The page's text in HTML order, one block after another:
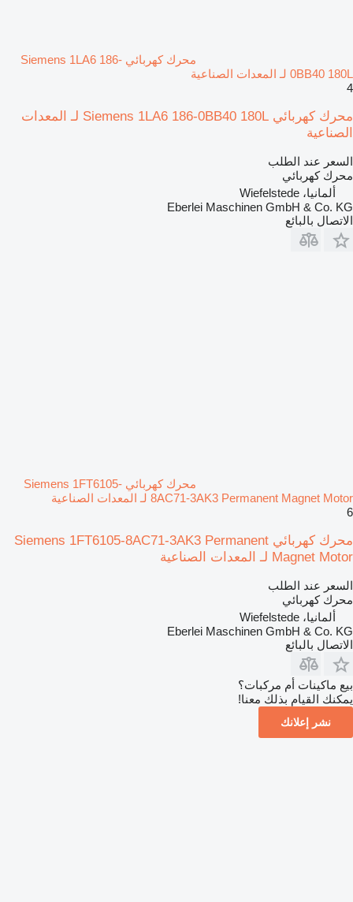
محرك كهربائي Siemens 1LA6 186-
0BB40 180L لـ المعدات الصناعية
4
محرك كهربائي Siemens 1LA6 186-0BB40 180L لـ المعدات
الصناعية
السعر عند الطلب
محرك كهربائي
ألمانيا، Wiefelstede
Eberlei Maschinen GmbH & Co. KG
الاتصال بالبائع
محرك كهربائي Siemens 1FT6105-
8AC71-3AK3 Permanent Magnet Motor لـ المعدات الصناعية
6
محرك كهربائي Siemens 1FT6105-8AC71-3AK3 Permanent
Magnet Motor لـ المعدات الصناعية
السعر عند الطلب
محرك كهربائي
ألمانيا، Wiefelstede
Eberlei Maschinen GmbH & Co. KG
الاتصال بالبائع
بيع ماكينات أم مركبات؟
يمكنك القيام بذلك معنا!
نشر إعلانك